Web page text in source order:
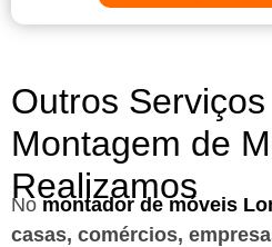
Outros
Montagem de
Realizamos
No montador de móveis
casas, comércios,